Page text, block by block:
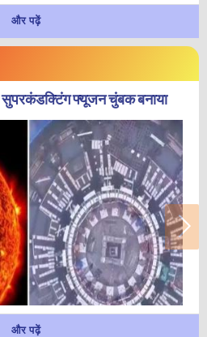
और पढ़ें
सुपरकंडक्टिंग फ्यूजन चुंबक बनाया
और पढ़ें